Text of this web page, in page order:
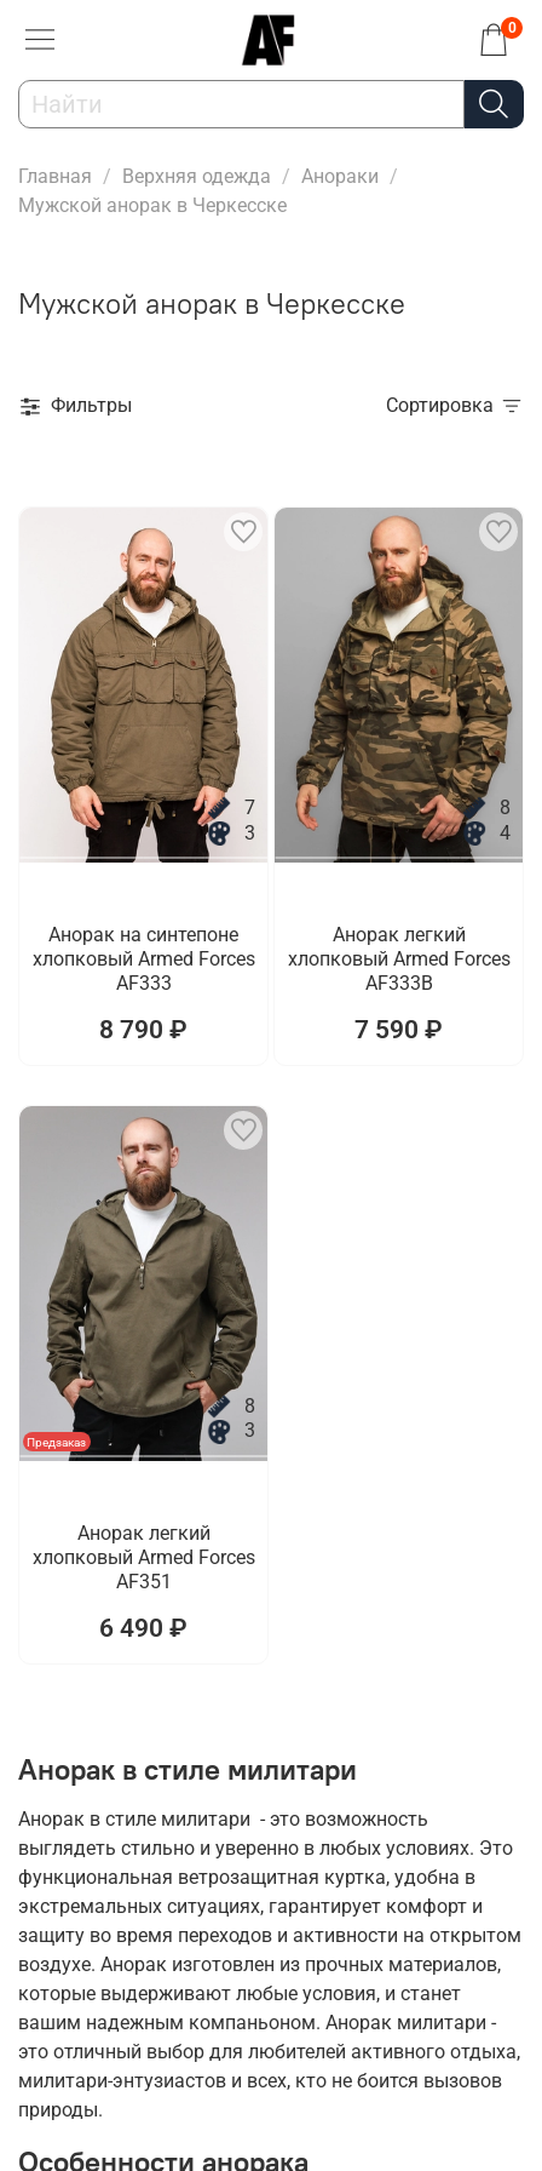
0
Главная Верхняя одежда
Анораки
Мужской анорак в Черкесске
Мужской анорак в Черкесске
Фильтры Сортировка
7
3
Анорак на синтепоне
хлопковый Armed Forces
AF333
8 790 ₽
8
4
Анорак легкий
хлопковый Armed Forces
AF333B
7 590 ₽
Предзаказ
8
3
Анорак легкий
хлопковый Armed Forces
AF351
6 490 ₽
Анорак в стиле милитари
Анорак в стиле милитари - это возможность
выглядеть стильно и уверенно в любых условиях. Это
функциональная ветрозащитная куртка, удобна в
экстремальных ситуациях, гарантирует комфорт и
защиту во время переходов и активности на открытом
воздухе. Анорак изготовлен из прочных материалов,
которые выдерживают любые условия, и станет
вашим надежным компаньоном. Анорак милитари -
это отличный выбор для любителей активного отдыха,
милитари-энтузиастов и всех, кто не боится вызовов
природы.
Особенности анорака